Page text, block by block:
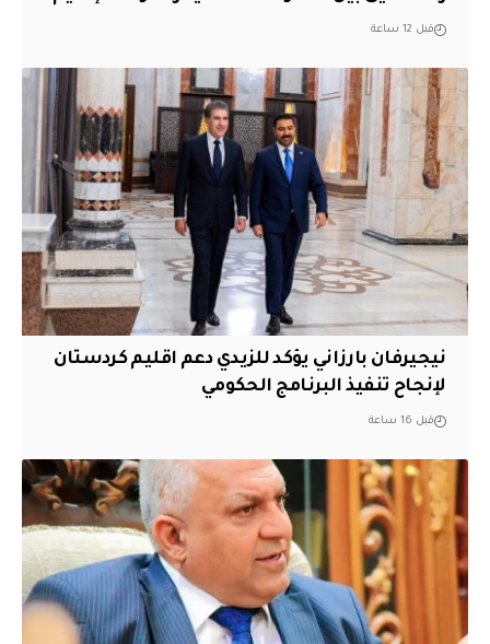
قبل 12 ساعة
نيجيرفان بارزاني يؤكد للزيدي دعم اقليم ‏كردستان
لإنجاح تنفيذ البرنامج الحكومي
قبل 16 ساعة